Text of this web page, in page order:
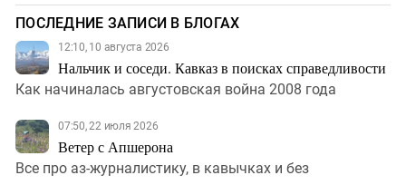
ПОСЛЕДНИЕ ЗАПИСИ В БЛОГАХ
12:10, 10 августа 2026
Нальчик и соседи. Кавказ в поисках справедливости
Как начиналась августовская война 2008 года
07:50, 22 июля 2026
Ветер с Апшерона
Все про аз-журналистику, в кавычках и без